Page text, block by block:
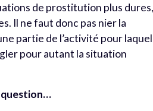
de prostitution plus dures,
Il ne faut donc pas nier la
partie de l’activité pour
pour autant la situation
question…